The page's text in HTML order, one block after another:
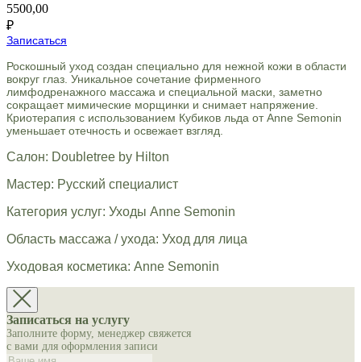
5500,00
₽
Записаться
Роскошный уход создан специально для нежной кожи в области
вокруг глаз. Уникальное сочетание фирменного
лимфодренажного массажа и специальной маски, заметно
сокращает мимические морщинки и снимает напряжение.
Криотерапия с использованием Кубиков льда от Anne Semonin
уменьшает отечность и освежает взгляд.
Салон: Doubletree by Hilton
Мастер: Русский специалист
Категория услуг: Уходы Anne Semonin
Область массажа / ухода: Уход для лица
Уходовая косметика: Anne Semonin
Записаться на услугу
Заполните форму, менеджер свяжется
с вами для оформления записи